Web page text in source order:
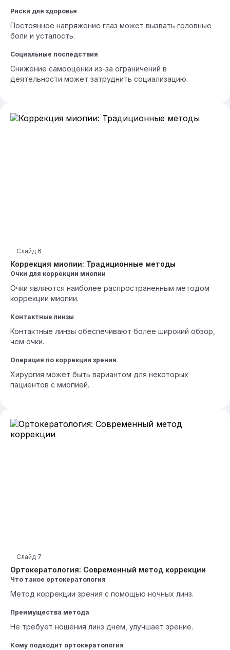
Риски для здоровья
Постоянное напряжение глаз может вызвать головные
боли и усталость.
Социальные последствия
Снижение самооценки из-за ограничений в
деятельности может затруднить социализацию.
Коррекция миопии: Традиционные методы
Слайд 6
Очки для коррекции миопии
Очки являются наиболее распространенным методом
коррекции миопии.
Контактные линзы
Контактные линзы обеспечивают более широкий обзор,
чем очки.
Операция по коррекции зрения
Хирургия может быть вариантом для некоторых
пациентов с миопией.
Ортокератология: Современный метод коррекции
Слайд 7
Что такое ортокератология
Метод коррекции зрения с помощью ночных линз.
Преимущества метода
Не требует ношения линз днем, улучшает зрение.
Кому подходит ортокератология